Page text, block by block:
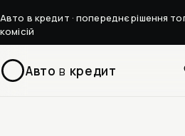
Авто в кредит · попереднє рішення
комісій
Авто в кредит